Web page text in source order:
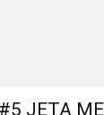
JETA ME